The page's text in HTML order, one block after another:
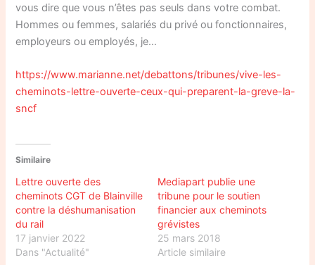
vous dire que vous n’êtes pas seuls dans votre combat.
Hommes ou femmes, salariés du privé ou fonctionnaires,
employeurs ou employés, je…
https://www.marianne.net/debattons/tribunes/vive-les-
cheminots-lettre-ouverte-ceux-qui-preparent-la-greve-la-
sncf
Similaire
Lettre ouverte des
cheminots CGT de Blainville
contre la déshumanisation
du rail
17 janvier 2022
Dans "Actualité"
Mediapart publie une
tribune pour le soutien
financier aux cheminots
grévistes
25 mars 2018
Article similaire